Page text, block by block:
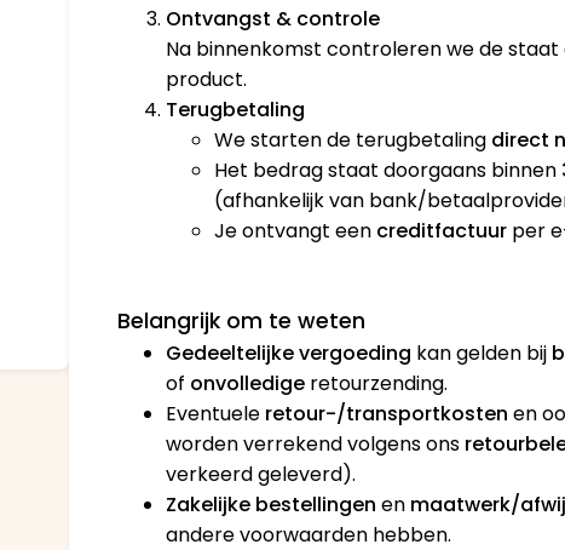
Ontvangst & controle
Na binnenkomst controleren we de staat
product.
Terugbetaling
We starten de terugbetaling direct
Het bedrag staat doorgaans binnen
(afhankelijk van bank/
Je ontvangt een creditfactuurper
Belangrijk om te weten
Gedeeltelijke vergoeding kan gelden bij
of onvolledigeretourzending.
Eventuele retour-/transportkosten en
worden verrekend volgens ons
verkeerd geleverd).
Zakelijke bestellingen en maatwerk/
andere voorwaarden hebben.